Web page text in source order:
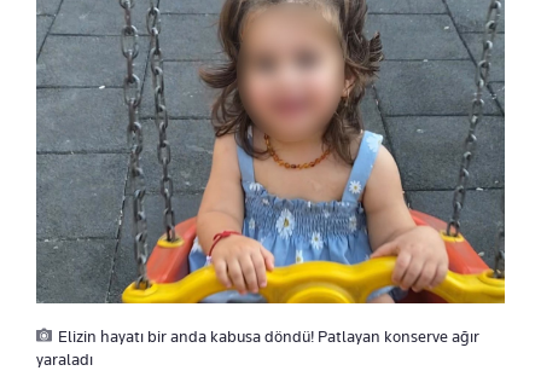
Elizin hayatı bir anda kabusa döndü! Patlayan konserve ağır
yaraladı